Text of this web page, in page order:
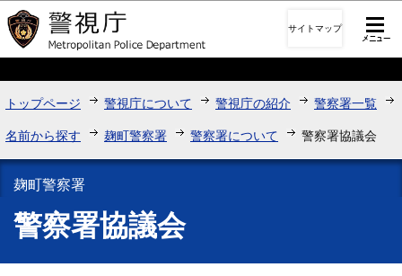
このページの本文へ移動
サイトマップ
トップページ 警視庁について 警視庁の紹介 警察署一覧
名前から探す 麹町警察署 警察署について 警察署協議会
麹町警察署
警察署協議会